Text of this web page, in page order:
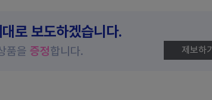
로 보도하겠습니다.
품을 증정합니다. 제보하기